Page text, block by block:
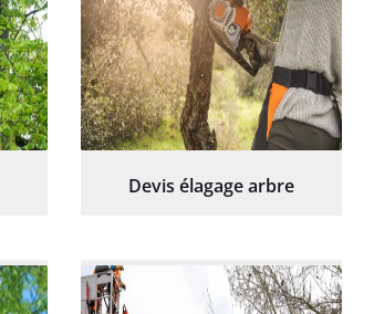
Devis élagage arbre